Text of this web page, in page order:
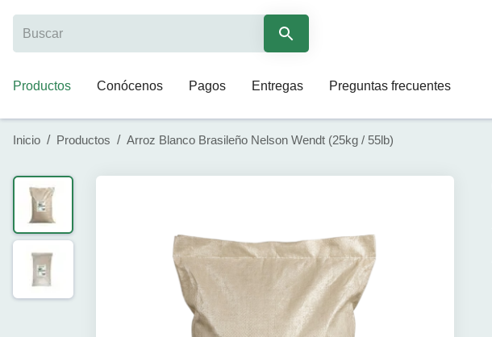
Productos Conócenos Pagos Entregas Preguntas frecuentes
Inicio / Productos / Arroz Blanco Brasileño Nelson Wendt (25kg / 55lb)